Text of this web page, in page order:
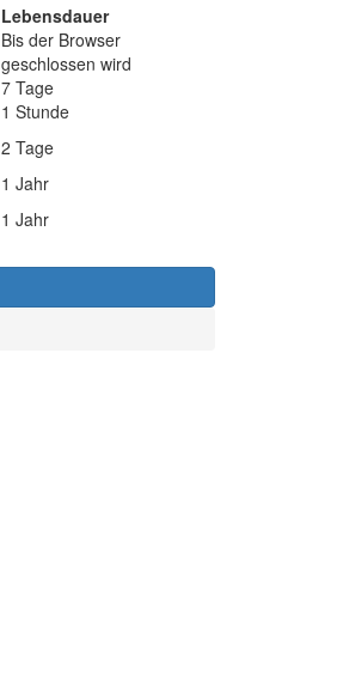
Lebensdauer
Bis der Browser
geschlossen wird
7 Tage
1 Stunde
2 Tage
1 Jahr
1 Jahr